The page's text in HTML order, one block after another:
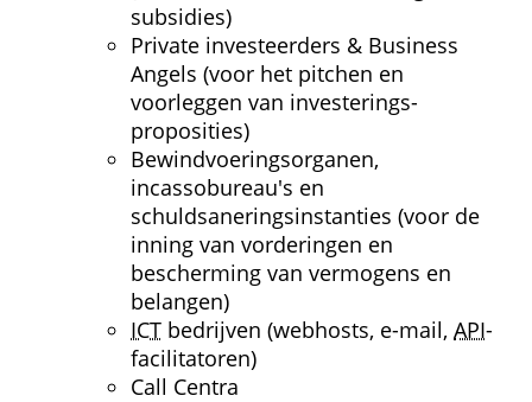
subsidies)
Private investeerders & Business
Angels (voor het pitchen en
voorleggen van investerings­
proposities)
Bewindvoeringsorganen,
incassobureau's en
schuldsanerings­instanties (voor de
inning van vorderingen en
bescherming van vermogens en
belangen)
ICT bedrijven (webhosts, e-mail, API-
facilitatoren)
Call Centra